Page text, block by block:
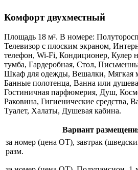
Комфорт двухместный
Площадь 18 м². В номере:
Телевизор с плоским экраном,
телефон, Wi-Fi, Кондиционер, Кулер
тумба, Гардеробная, Стол,
Шкаф для одежды, Вешалки, Мягкая
Банные полотенца, Ванна или
Гостиничная парфюмерия, Душ,
Раковина, Гигиенические средства,
Туалет, Халаты, Душевая кабина.
Вариант
за номер (цена ОТ), завтрак
разм.